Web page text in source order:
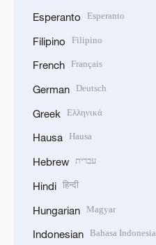
Esperanto Esperanto
Filipino Filipino
French Français
German Deutsch
Greek Ελληνικά
Hausa Hausa
Hebrew עברית
Hindi हिन्दी
Hungarian Magyar
Indonesian Bahasa Indonesia